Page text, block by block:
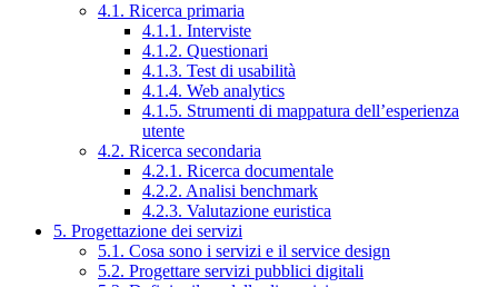
4.1. Ricerca primaria
4.1.1. Interviste
4.1.2. Questionari
4.1.3. Test di usabilità
4.1.4. Web analytics
4.1.5. Strumenti di mappatura dell’esperienza
utente
4.2. Ricerca secondaria
4.2.1. Ricerca documentale
4.2.2. Analisi benchmark
4.2.3. Valutazione euristica
5. Progettazione dei servizi
5.1. Cosa sono i servizi e il service design
5.2. Progettare servizi pubblici digitali